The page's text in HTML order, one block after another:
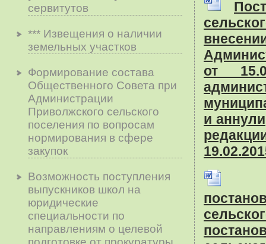
сервитутов
*** Извещения о наличии
земельных участков
Формирование состава
Общественного Совета при
Администрации
Приволжского сельского
поселения по вопросам
нopмиpoвaния в cфepe
зaкyпoк
Возможность поступления
выпускников школ на
юридические
специальности по
направлениям о целевой
от
и